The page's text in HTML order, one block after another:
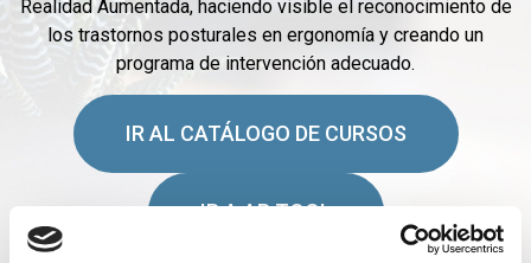
Realidad Aumentada, haciendo visible el reconocimiento de
los trastornos posturales en ergonomía y creando un
programa de intervención adecuado.
IR AL CATÁLOGO DE CURSOS
IR A AR TOOL
Advertencia. Para utilizar la AR Tool, primero debe